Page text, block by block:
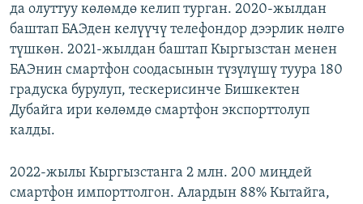
да олуттуу көлөмдө келип турган. 2020-жылдан
баштап БАЭден келүүчү телефондор дээрлик нөлгө
түшкөн. 2021-жылдан баштап Кыргызстан менен
БАЭнин смартфон соодасынын түзүлүшү туура 180
градуска бурулуп, тескерисинче Бишкектен
Дубайга ири көлөмдө смартфон экспорттолуп
калды.
2022-жылы Кыргызстанга 2 млн. 200 миңдей
смартфон импорттолгон. Алардын 88% Кытайга,